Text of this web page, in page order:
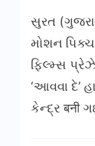
સુરત
મોશન
ફિલ્મ્સ
‘આવવા દે’
કેન્દ્ર बनी